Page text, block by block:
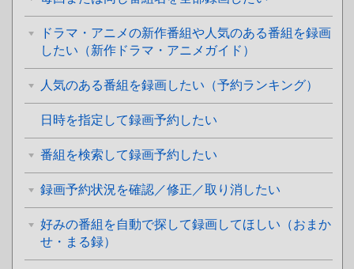
ドラマ・アニメの新作番組や人気のある番組を録画
したい（新作ドラマ・アニメガイド）
人気のある番組を録画したい（予約ランキング）
日時を指定して録画予約したい
番組を検索して録画予約したい
録画予約状況を確認／修正／取り消したい
好みの番組を自動で探して録画してほしい（おまか
せ・まる録）